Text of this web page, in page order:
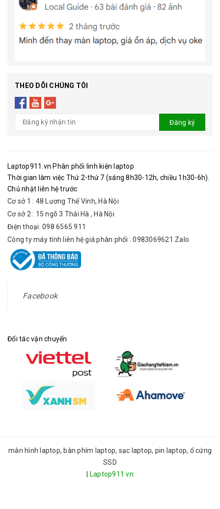
THEO DÕI CHÚNG TÔI
Đăng ký
Laptop911.vn Phân phối linh kiện laptop
Thời gian làm việc Thứ 2-thứ 7 (sáng 8h30-12h, chiều 1h30-6h).
Chủ nhật liên hệ trước
Cơ sở 1 : 48 Lương Thế Vinh, Hà Nội
Cơ sở 2 : 15 ngõ 3 Thái Hà , Hà Nội
Điện thoại: 098 6565 911
Công ty máy tính liên hệ giá phân phối : 0983069621 Zalo
Facebook
Đối tác vận chuyển
màn hình laptop, bàn phím laptop, sạc laptop, pin laptop, ổ cứng
SSD
Laptop911.vn